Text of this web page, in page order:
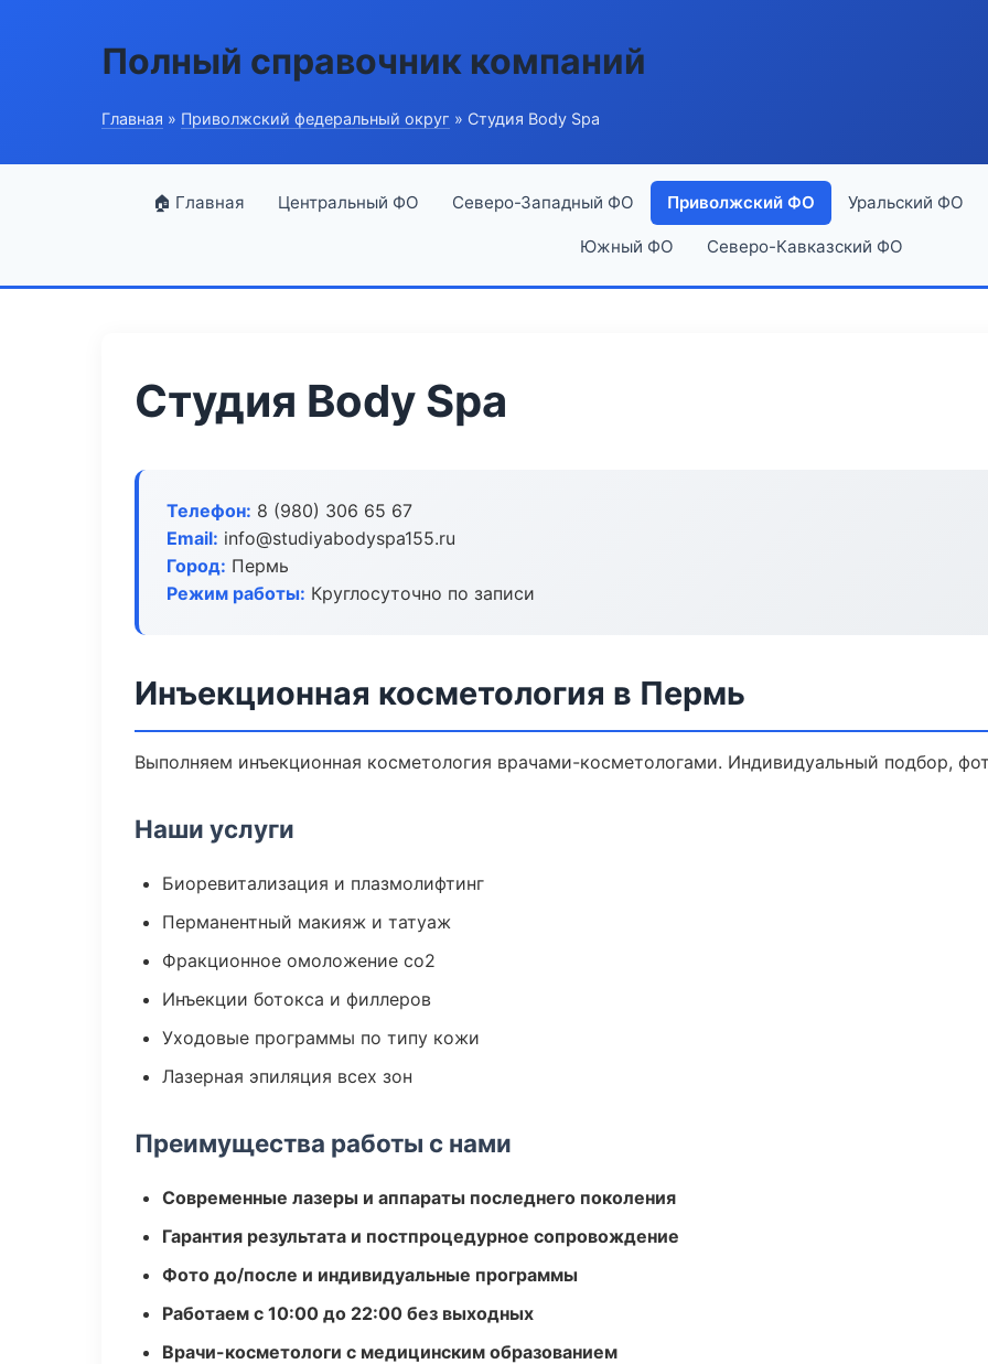
Полный справочник компаний
Главная » Приволжский федеральный округ » Студия Body Spa
🏠 Главная Центральный ФО Северо-Западный ФО Приволжский ФО Уральский ФО
Южный ФО Северо-Кавказский ФО
Студия Body Spa
Телефон: 8 (980) 306 65 67
Email: info@studiyabodyspa155.ru
Город: Пермь
Режим работы: Круглосуточно по записи
Инъекционная косметология в Пермь
Выполняем инъекционная косметология врачами-косметологами. Индивидуальный подбор,
Наши услуги
Биоревитализация и плазмолифтинг
Перманентный макияж и татуаж
Фракционное омоложение co2
Инъекции ботокса и филлеров
Уходовые программы по типу кожи
Лазерная эпиляция всех зон
Преимущества работы с нами
Современные лазеры и аппараты последнего поколения
Гарантия результата и постпроцедурное сопровождение
Фото до/после и индивидуальные программы
Работаем с 10:00 до 22:00 без выходных
Врачи-косметологи с медицинским образованием